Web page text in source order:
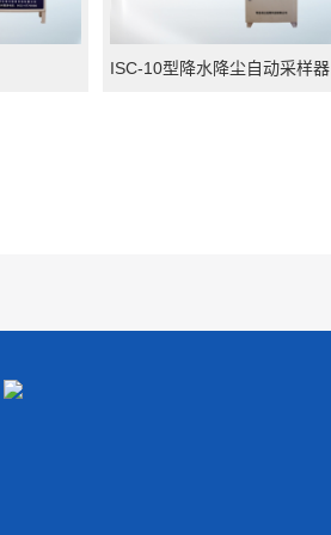
ISC-10型降水降尘自动采样器